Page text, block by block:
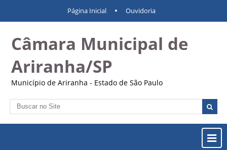
Página Inicial Ouvidoria
Câmara Municipal de
Ariranha/SP
Município de Ariranha - Estado de São Paulo
Busca